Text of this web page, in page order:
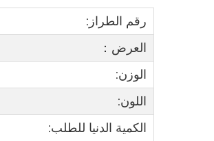
رقم الطراز:
العرض：
الوزن:
اللون:
الكمية الدنيا للطلب: